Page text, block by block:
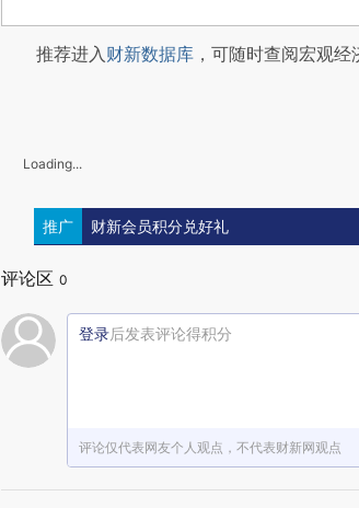
推荐进入财新数据库 ，可随时查阅宏观
Loading...
推广 财新会员积分兑好礼
评论区 0
登录后发表评论得积分
评论仅代表网友个人观点，不代表财新网观点